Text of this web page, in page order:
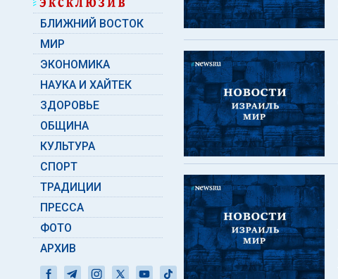
БЛИЖНИЙ ВОСТОК
МИР
ЭКОНОМИКА
НАУКА И ХАЙТЕК
ЗДОРОВЬЕ
ОБЩИНА
КУЛЬТУРА
СПОРТ
ТРАДИЦИИ
ПРЕССА
ФОТО
АРХИВ